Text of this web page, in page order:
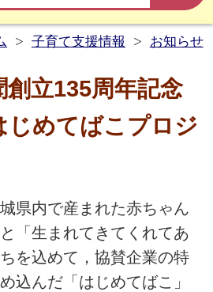
子育て支援情報 お知らせ
創立135周年記念
じめてばこプロジ
県内で産まれた赤ちゃん
「生まれてきてくれてあ
を込めて，協賛企業の特
込んだ「はじめてばこ」